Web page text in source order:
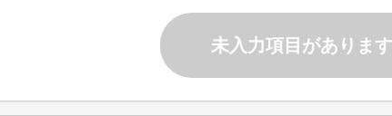
未入力項目があります